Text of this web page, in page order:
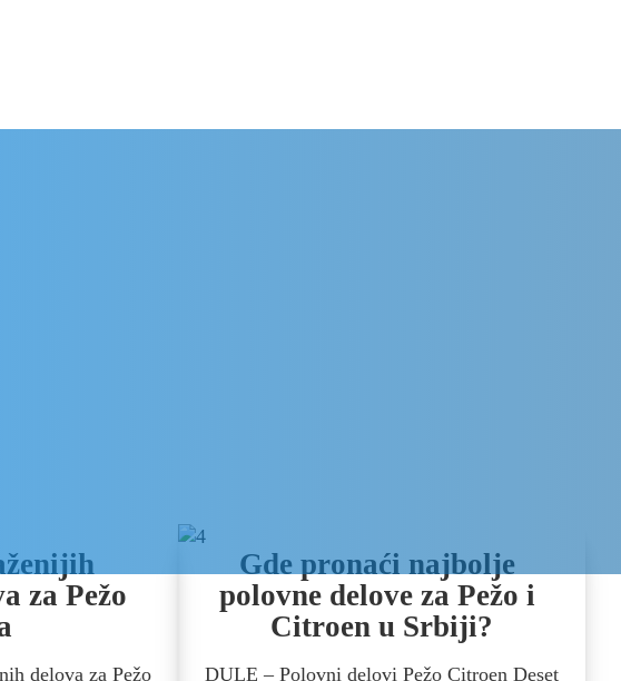
za Pežo
delova za Pežo
Gde pronaći najbolje
polovne delove za Pežo i
Citroen u Srbiji?
DULE – Polovni delovi Pežo Citroen Deset